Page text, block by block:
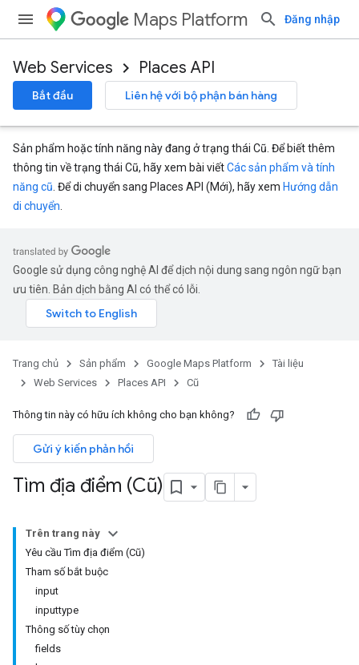
Maps Platform Đăng nhập
Web Services Places API
Bắt đầu Liên hệ với bộ phận bán hàng
Sản phẩm hoặc tính năng này đang ở trạng thái Cũ. Để biết thêm
thông tin về trạng thái Cũ, hãy xem bài viếtCác sản phẩm và tính
năng cũ . Để di chuyển sang Places API (Mới), hãy xem Hướng dẫn
di chuyển
Google sử dụng công nghệ AI để dịch nội dung sang ngôn ngữ bạn
ưu tiên. Bản dịch bằng AI có thể có lỗi.
Trang chủ Sản phẩm Google Maps Platform
Tài liệu
Web Services
Places API Cũ
Thông tin này có hữu ích không cho bạn không?
Gửi ý kiến phản hồi
Tìm địa điểm (Cũ)
Trên trang này
Yêu cầu Tìm địa điểm (Cũ)
Tham số bắt buộc
input
inputtype
Thông số tùy chọn
fields